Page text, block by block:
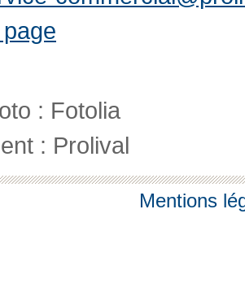
: Fotolia
: Prolival
Mentions